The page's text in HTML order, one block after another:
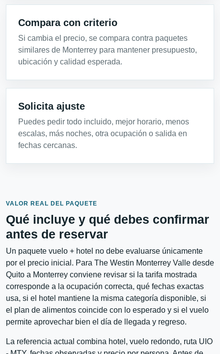
Compara con criterio
Si cambia el precio, se compara contra paquetes
similares de Monterrey para mantener presupuesto,
ubicación y calidad esperada.
Solicita ajuste
Puedes pedir todo incluido, mejor horario, menos
escalas, más noches, otra ocupación o salida en
fechas cercanas.
VALOR REAL DEL PAQUETE
Qué incluye y qué debes confirmar
antes de reservar
Un paquete vuelo + hotel no debe evaluarse únicamente
por el precio inicial. Para The Westin Monterrey Valle desde
Quito a Monterrey conviene revisar si la tarifa mostrada
corresponde a la ocupación correcta, qué fechas exactas
usa, si el hotel mantiene la misma categoría disponible, si
el plan de alimentos coincide con lo esperado y si el vuelo
permite aprovechar bien el día de llegada y regreso.
La referencia actual combina hotel, vuelo redondo, ruta UIO